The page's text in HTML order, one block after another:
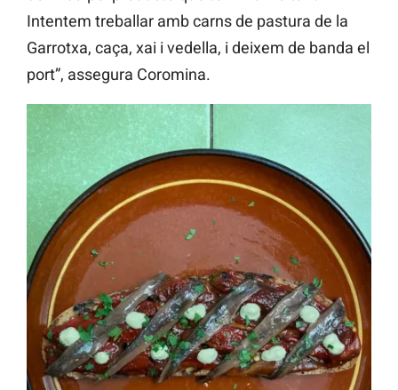
Intentem treballar amb carns de pastura de la
Garrotxa, caça, xai i vedella, i deixem de banda el
port”, assegura Coromina.